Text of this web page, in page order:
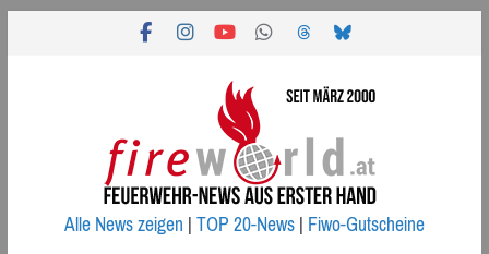
Alle News zeigen|TOP 20-News|Fiwo-Gutscheine